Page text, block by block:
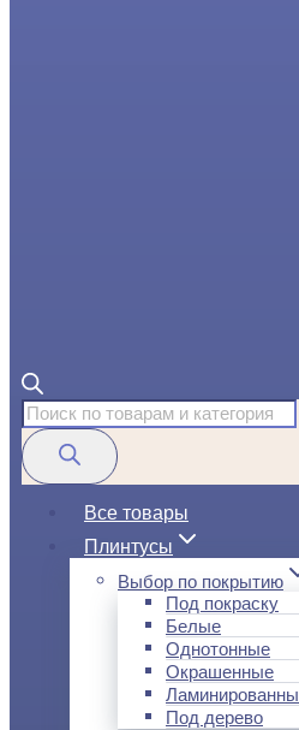
Поиск
товаров
Все товары
Плинтусы
Выбор по покрытию
Под покраску
Белые
Однотонные
Окрашенные
Под дерево